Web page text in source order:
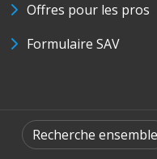
Offres pour les pros
Formulaire SAV
Recherche ensemble